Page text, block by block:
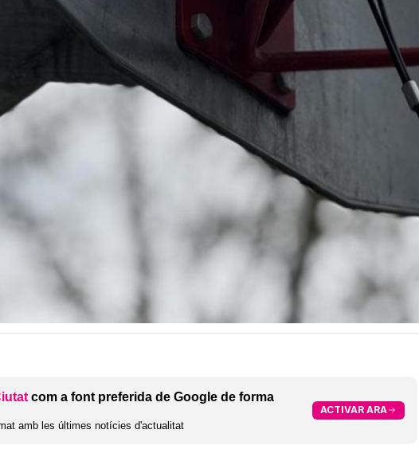
com a font preferida de Google de forma
amb les últimes notícies d'actualitat
ACTIVAR ARA